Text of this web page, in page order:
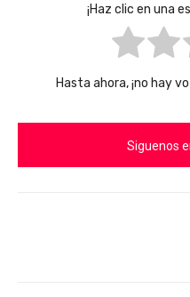
¡Haz clic en una
Hasta ahora, ¡no hay
Siguenos